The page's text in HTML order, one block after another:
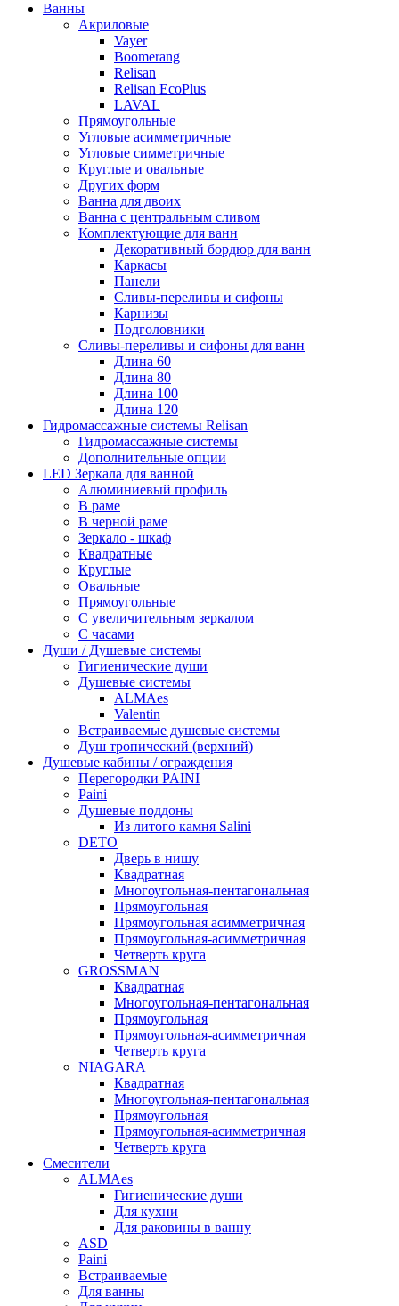
Ванны
Акриловые
Vayer
Boomerang
Relisan
Relisan EcoPlus
LAVAL
Прямоугольные
Угловые асимметричные
Угловые симметричные
Круглые и овальные
Других форм
Ванна для двоих
Ванна с центральным сливом
Комплектующие для ванн
Декоративный бордюр для ванн
Каркасы
Панели
Сливы-переливы и сифоны
Карнизы
Подголовники
Сливы-переливы и сифоны для ванн
Длина 60
Длина 80
Длина 100
Длина 120
Гидромассажные системы Relisan
Гидромассажные системы
Дополнительные опции
LED Зеркала для ванной
Алюминиевый профиль
В раме
В черной раме
Зеркало - шкаф
Квадратные
Круглые
Овальные
Прямоугольные
С увеличительным зеркалом
С часами
Души / Душевые системы
Гигиенические души
Душевые системы
ALMAes
Valentin
Встраиваемые душевые системы
Душ тропический (верхний)
Душевые кабины / ограждения
Перегородки PAINI
Paini
Душевые поддоны
Из литого камня Salini
DETO
Дверь в нишу
Квадратная
Многоугольная-пентагональная
Прямоугольная
Прямоугольная асимметричная
Прямоугольная-асимметричная
Четверть круга
GROSSMAN
Квадратная
Многоугольная-пентагональная
Прямоугольная
Прямоугольная-асимметричная
Четверть круга
NIAGARA
Квадратная
Многоугольная-пентагональная
Прямоугольная
Прямоугольная-асимметричная
Четверть круга
Смесители
ALMAes
Гигиенические души
Для кухни
Для раковины в ванну
ASD
Paini
Встраиваемые
Для ванны